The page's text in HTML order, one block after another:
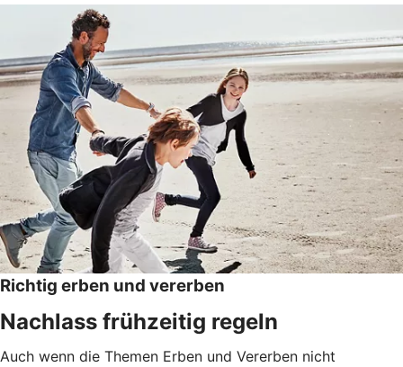
Richtig erben und vererben
Nachlass frühzeitig regeln
Auch wenn die Themen Erben und Vererben nicht